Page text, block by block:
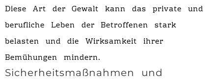
Diese Art der Gewalt kann das private und
berufliche Leben der Betroffenen stark
belasten und die Wirksamkeit ihrer
Bemühungen mindern.
Sicherheitsmaßnahmen und